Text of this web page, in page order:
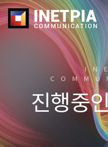
진행중